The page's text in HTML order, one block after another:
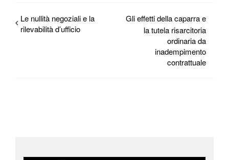
Le nullità negoziali e la
rilevabilità d’ufficio
Gli effetti della caparra e
la tutela risarcitoria
ordinaria da
inadempimento
contrattuale